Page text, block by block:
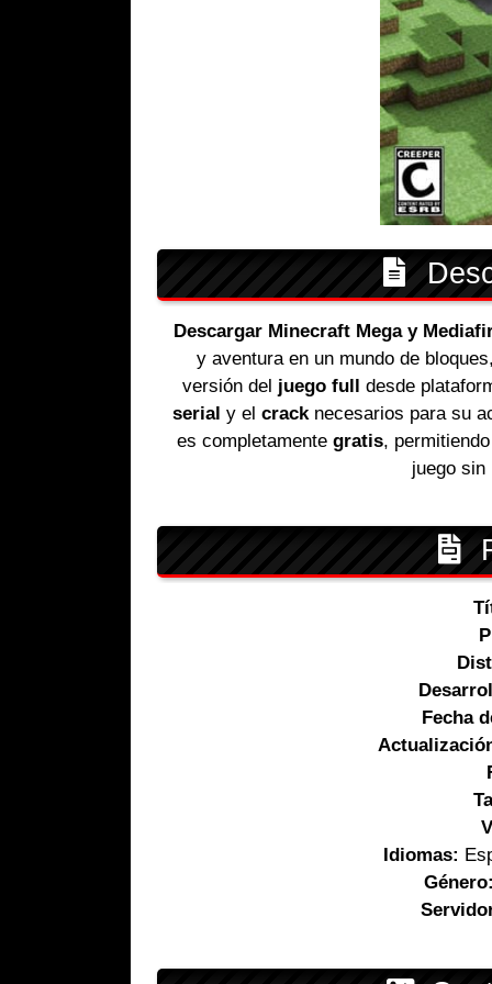
Descargar Minecraft Mega y
y aventura en un mundo de
versión del juego full
desde
serial y elcracknecesarios para su
es completamente gratis,
juego sin
Fecha
Idiomas: